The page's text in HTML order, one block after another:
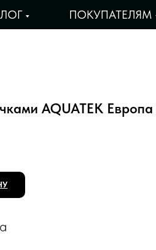
ПОКУПАТЕЛЯМ
AQUATEK Европа